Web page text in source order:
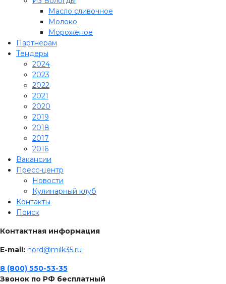
Масло сливочное
Молоко
Мороженое
Партнерам
Тендеры
2024
2023
2022
2021
2020
2019
2018
2017
2016
Вакансии
Пресс-центр
Новости
Кулинарный клуб
Контакты
Поиск
Контактная информация
E-mail: nord@milk35.ru
8 (800) 550-53-35
Звонок по РФ бесплатный